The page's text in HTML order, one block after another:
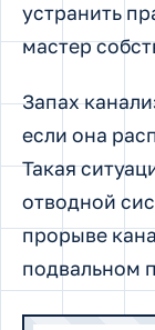
устранить
мастер
Запах
если она
Такая
отводной
прорыве
подвальном